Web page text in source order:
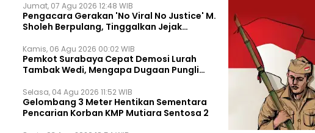
Jumat, 07 Agu 2026 12:48 WIB
Pengacara Gerakan 'No Viral No Justice' M.
Sholeh Berpulang, Tinggalkan Jejak
Kamis, 06 Agu 2026 00:02 WIB
Pemkot Surabaya Cepat Demosi Lurah
Tambak Wedi, Mengapa Dugaan Pungli
Selasa, 04 Agu 2026 11:52 WIB
Gelombang 3 Meter Hentikan Sementara
Pencarian Korban KMP Mutiara Sentosa 2